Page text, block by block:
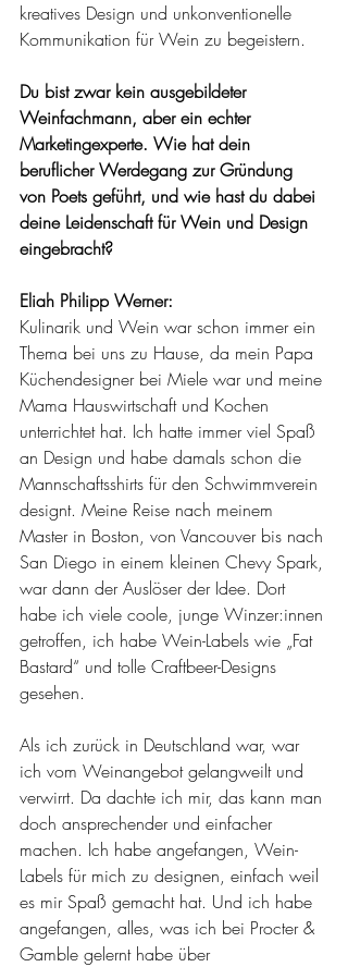
kreatives Design und unkonventionelle
Kommunikation für Wein zu begeistern.
Du bist zwar kein ausgebildeter
Weinfachmann, aber ein echter
Marketingexperte. Wie hat dein
beruflicher Werdegang zur Gründung
von Poets geführt, und wie hast du dabei
deine Leidenschaft für Wein und Design
eingebracht?
Eliah Philipp Werner:
Kulinarik und Wein war schon immer ein
Thema bei uns zu Hause, da mein Papa
Küchendesigner bei Miele war und meine
Mama Hauswirtschaft und Kochen
unterrichtet hat. Ich hatte immer viel Spaß
an Design und habe damals schon die
Mannschaftsshirts für den Schwimmverein
designt. Meine Reise nach meinem
Master in Boston, von Vancouver bis nach
San Diego in einem kleinen Chevy Spark,
war dann der Auslöser der Idee. Dort
habe ich viele coole, junge Winzer:innen
getroffen, ich habe Wein-Labels wie „Fat
Bastard“ und tolle Craftbeer-Designs
gesehen.
Als ich zurück in Deutschland war, war
ich vom Weinangebot gelangweilt und
verwirrt. Da dachte ich mir, das kann man
doch ansprechender und einfacher
machen. Ich habe angefangen, Wein-
Labels für mich zu designen, einfach weil
es mir Spaß gemacht hat. Und ich habe
angefangen, alles, was ich bei Procter &
Gamble gelernt habe über